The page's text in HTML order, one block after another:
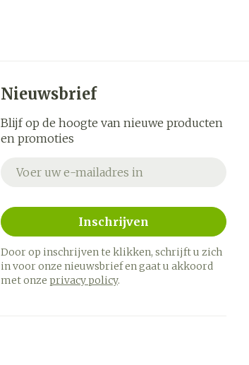
Nieuwsbrief
Blijf op de hoogte van nieuwe producten
en promoties
Inschrijven
Door op inschrijven te klikken, schrijft u zich
in voor onze nieuwsbrief en gaat u akkoord
met onze privacy policy.